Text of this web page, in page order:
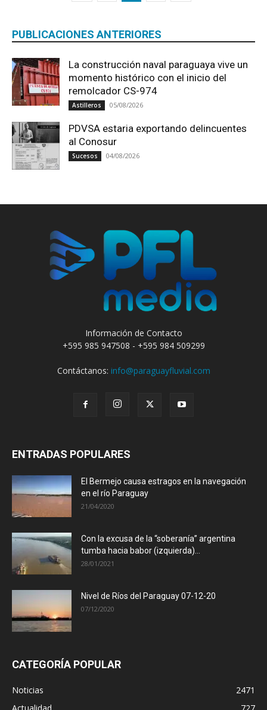
PUBLICACIONES ANTERIORES
La construcción naval paraguaya vive un
momento histórico con el inicio del
remolcador CS-974
Astilleros 05/08/2026
PDVSA estaria exportando delincuentes
al Conosur
Sucesos 04/08/2026
Información de Contacto
+595 985 947508 - +595 984 509299
Contáctanos: info@paraguayfluvial.com
ENTRADAS POPULARES
El Bermejo causa estragos en la navegación
en el río Paraguay
21/04/2020
Con la excusa de la “soberanía” argentina
tumba hacia babor (izquierda)...
28/01/2021
Nivel de Ríos del Paraguay 07-12-20
07/12/2020
CATEGORÍA POPULAR
Noticias
2471